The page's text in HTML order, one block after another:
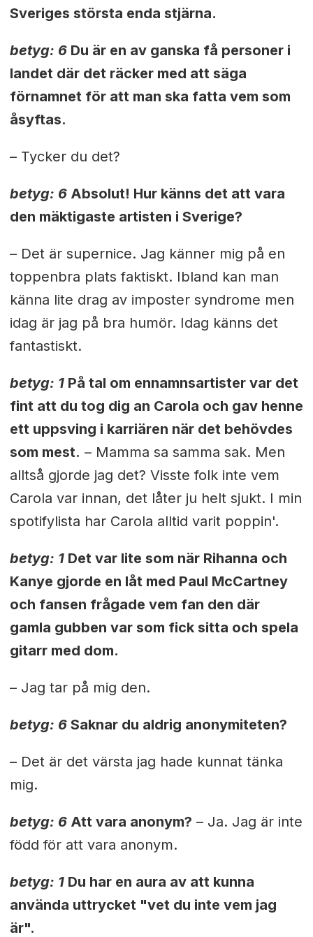
Sveriges största enda stjärna.
betyg: 6Du är en av ganska få personer i
landet där det räcker med att säga
förnamnet för att man ska fatta vem som
åsyftas.
– Tycker du det?
betyg: 6Absolut! Hur känns det att vara
den mäktigaste artisten i Sverige?
– Det är supernice. Jag känner mig på en
toppenbra plats faktiskt. Ibland kan man
känna lite drag av imposter syndrome men
idag är jag på bra humör. Idag känns det
fantastiskt.
betyg: 1På tal om ennamnsartister var det
fint att du tog dig an Carola och gav henne
ett uppsving i karriären när det behövdes
som mest. – Mamma sa samma sak. Men
alltså gjorde jag det? Visste folk inte vem
Carola var innan, det låter ju helt sjukt. I min
spotifylista har Carola alltid varit poppin'.
betyg: 1Det var lite som när Rihanna och
Kanye gjorde en låt med Paul McCartney
och fansen frågade vem fan den där
gamla gubben var som fick sitta och spela
gitarr med dom.
– Jag tar på mig den.
betyg: 6Saknar du aldrig anonymiteten?
– Det är det värsta jag hade kunnat tänka
mig.
betyg: 6Att vara anonym? – Ja. Jag är inte
född för att vara anonym.
betyg: 1Du har en aura av att kunna
använda uttrycket "vet du inte vem jag
är".